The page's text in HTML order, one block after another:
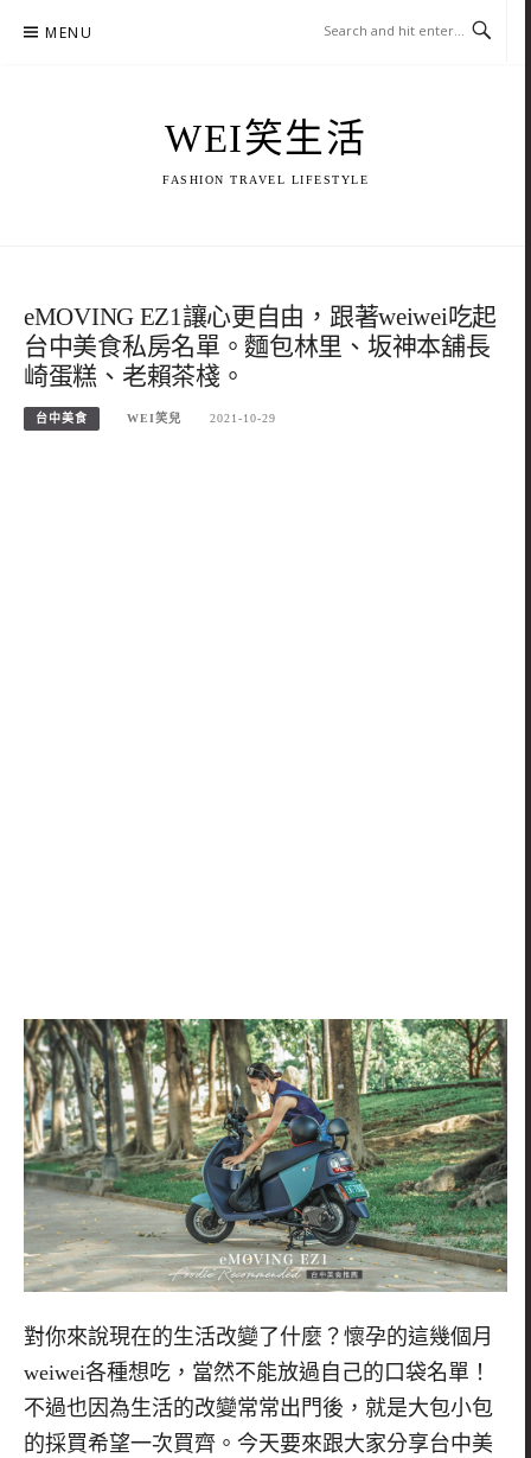
MENU
WEI笑生活
FASHION TRAVEL LIFESTYLE
eMOVING EZ1讓心更自由，跟著weiwei吃起
台中美食私房名單。麵包林里、坂神本舖長
崎蛋糕、老賴茶棧。
台中美食 WEI笑兒 2021-10-29
對你來說現在的生活改變了什麼？懷孕的這幾個月
weiwei各種想吃，當然不能放過自己的口袋名單！
不過也因為生活的改變常常出門後，就是大包小包
的採買希望一次買齊。今天要來跟大家分享台中美